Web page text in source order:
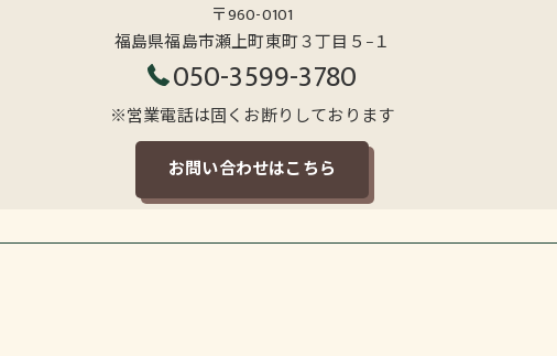
〒960-0101
福島県福島市瀬上町東町３丁目５−１
050-3599-3780
※営業電話は固くお断りしております
お問い合わせはこちら